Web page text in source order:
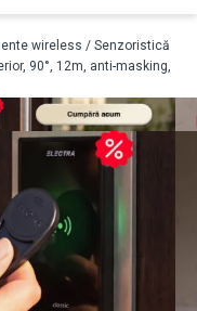
wireless / Senzoristică
90°, 12m, anti-masking,